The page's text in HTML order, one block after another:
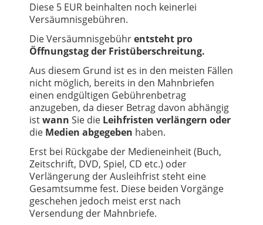
Diese 5 EUR beinhalten noch keinerlei
Versäumnisgebühren.
Die Versäumnisgebührentsteht pro
Öffnungstag der Fristüberschreitung.
Aus diesem Grund ist es in den meisten Fällen
nicht möglich, bereits in den Mahnbriefen
einen endgültigen Gebührenbetrag
anzugeben, da dieser Betrag davon abhängig
istwann Sie die Leihfristen verlängern oder
die Medien abgegeben haben.
Erst bei Rückgabe der Medieneinheit (Buch,
Zeitschrift, DVD, Spiel, CD etc.) oder
Verlängerung der Ausleihfrist steht eine
Gesamtsumme fest. Diese beiden Vorgänge
geschehen jedoch meist erst nach
Versendung der Mahnbriefe.